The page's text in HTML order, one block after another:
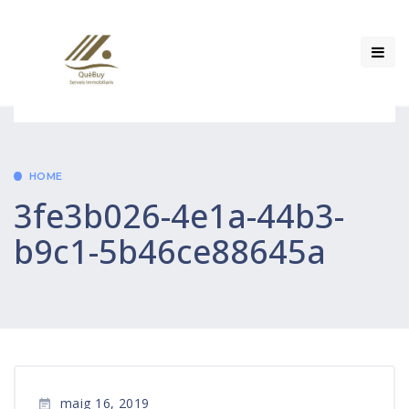
HOME
3fe3b026-4e1a-44b3-
b9c1-5b46ce88645a
 maig 16, 2019